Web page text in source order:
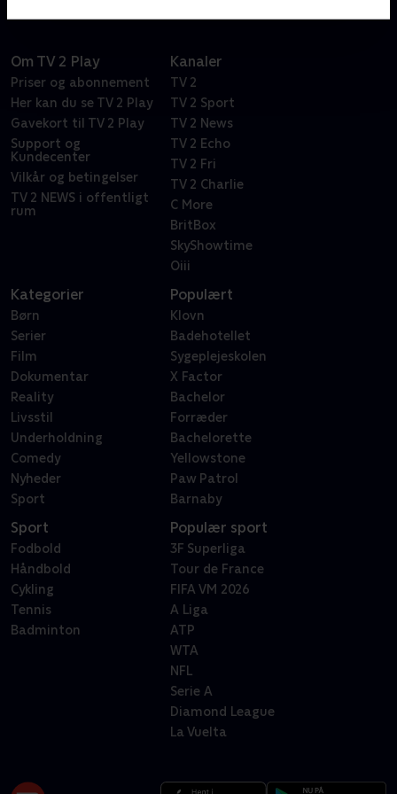
Om TV 2 Play
Priser og abonnement
Her kan du se TV 2 Play
Gavekort til TV 2 Play
Support og
Kundecenter
Vilkår og betingelser
TV 2 NEWS i offentligt
rum
Kanaler
TV 2
TV 2 Sport
TV 2 News
TV 2 Echo
TV 2 Fri
TV 2 Charlie
C More
BritBox
SkyShowtime
Oiii
Kategorier
Børn
Serier
Film
Dokumentar
Reality
Livsstil
Underholdning
Comedy
Nyheder
Sport
Populært
Klovn
Badehotellet
Sygeplejeskolen
X Factor
Bachelor
Forræder
Bachelorette
Yellowstone
Paw Patrol
Barnaby
Sport
Fodbold
Håndbold
Cykling
Tennis
Badminton
Populær sport
3F Superliga
Tour de France
FIFA VM 2026
A Liga
ATP
WTA
NFL
Serie A
Diamond League
La Vuelta